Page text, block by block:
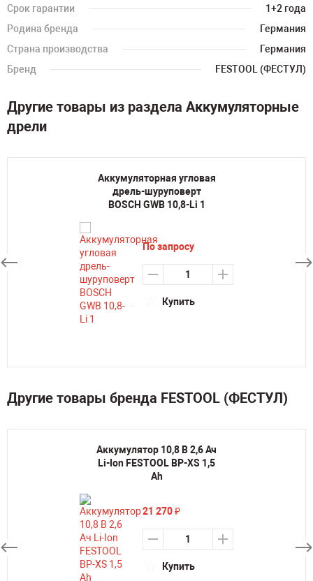
Срок гарантии
1+2 года
Родина бренда
Германия
Страна производства
Германия
Бренд
FESTOOL (ФЕСТУЛ)
Другие товары из раздела Аккумуляторные
дрели
Аккумуляторная угловая
дрель-шуруповерт
BOSCH GWB 10,8-Li 1
По запросу
Купить
Другие товары бренда FESTOOL (ФЕСТУЛ)
Аккумулятор 10,8 В 2,6 Ач
Li-Ion FESTOOL BP-XS 1,5
Ah
21 270₽
Купить